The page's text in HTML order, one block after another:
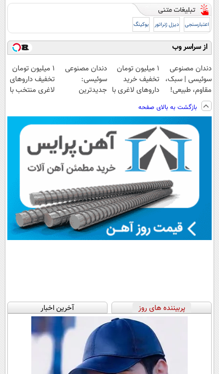
اعتبارسنجی دیزل ژنراتور بوکینگ
از سراسر وب
دندان مصنوعی
سوئیسی | سبک،
مقاوم، طبیعی!
ویزیت
رایگان+پرداخت
اقساطی😍
1 میلیون تومان
تخفیف خرید
داروهای لاغری با
داروخانه و پک
یخ!
دندان مصنوعی
سوئیسی:
جدیدترین
پرداخت قسطی
۱ میلیون تومان
تخفیف داروهای
لاغری منتخب با
بازگشت به بالای صفحه
پربیننده های روز آخرین اخبار